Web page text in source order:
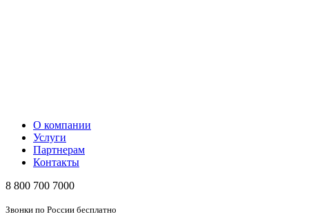
О компании
Услуги
Партнерам
Контакты
8 800 700 7000
Звонки по России бесплатно